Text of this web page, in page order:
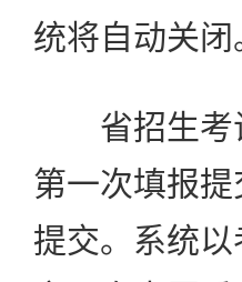
统将自动关闭
省招生考试
第一次填报
提交。系统